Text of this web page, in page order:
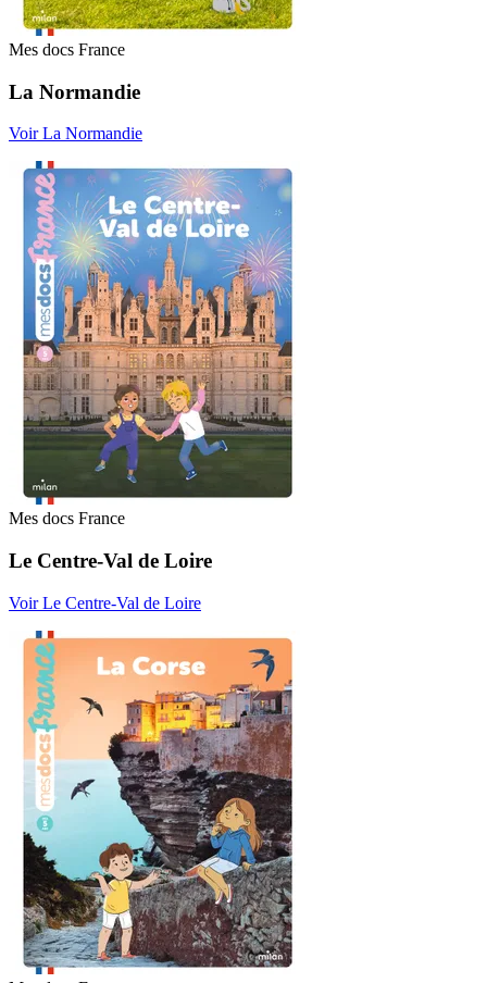
Mes docs France
La Normandie
Voir La Normandie
Mes docs France
Le Centre-Val de Loire
Voir Le Centre-Val de Loire